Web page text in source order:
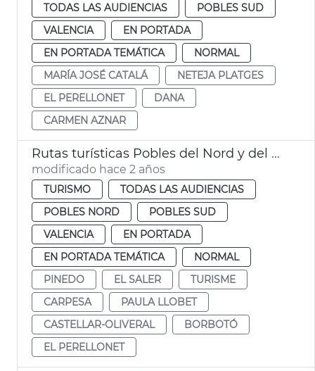
TODAS LAS AUDIENCIAS
POBLES SUD
VALENCIA
EN PORTADA
EN PORTADA TEMÁTICA
NORMAL
MARÍA JOSÉ CATALÁ
NETEJA PLATGES
EL PERELLONET
DANA
CARMEN AZNAR
Rutas turísticas Pobles del Nord y del Sud
modificado hace 2 años
TURISMO
TODAS LAS AUDIENCIAS
POBLES NORD
POBLES SUD
VALENCIA
EN PORTADA
EN PORTADA TEMÁTICA
NORMAL
PINEDO
EL SALER
TURISME
CARPESA
PAULA LLOBET
CASTELLAR-OLIVERAL
BORBOTÓ
EL PERELLONET